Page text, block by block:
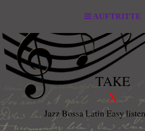
AUFTRITTE
TAKE
X
Jazz Bossa Latin Easy